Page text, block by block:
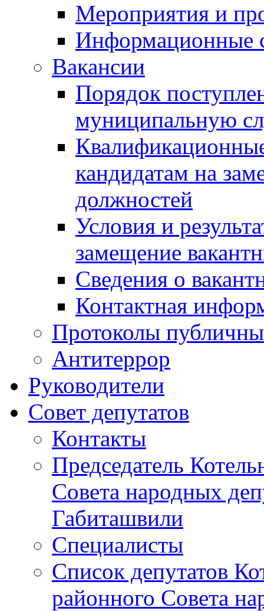
Мероприятия и
Информационные
Вакансии
Порядок
муниципальную
кандидатам на
должностей
Условия и
замещение
Сведения о
Контактная
Протоколы
Антитеррор
Руководители
Совет депутатов
Контакты
Председатель
Совета народных
Габиташвили
Специалисты
Список депутатов
районного Совета